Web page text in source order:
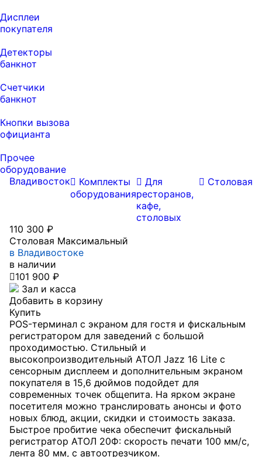
Дисплеи
покупателя
Детекторы
банкнот
Счетчики
банкнот
Кнопки вызова
официанта
Прочее
оборудование
Владивосток
Комплекты
оборудования
Для
ресторанов,
кафе,
столовых
Столовая
110 300 ₽
Столовая Максимальный
в Владивостоке
в наличии
101 900 ₽
Зал и касса
Добавить в корзину
Купить
POS-терминал с экраном для гостя и фискальным
регистратором для заведений с большой
проходимостью. Стильный и
высокопроизводительный АТОЛ Jazz 16 Lite с
сенсорным дисплеем и дополнительным экраном
покупателя в 15,6 дюймов подойдет для
современных точек общепита. На ярком экране
посетителя можно транслировать анонсы и фото
новых блюд, акции, скидки и стоимость заказа.
Быстрое пробитие чека обеспечит фискальный
регистратор АТОЛ 20Ф: скорость печати 100 мм/с,
лента 80 мм, с автоотрезчиком.